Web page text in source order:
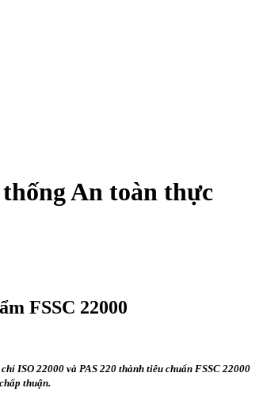
An toàn thực
FSSC 22000
ISO 22000 và PAS 220 thành tiêu chuẩn FSSC 22000
thuận.